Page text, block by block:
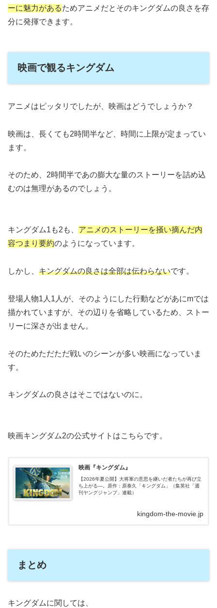
ーに魅力があるためアニメだとそのキングダムの良さを存
分に発揮できます。
映画で観るキングダム
アニメはピッタリでしたが、映画はどうでしょうか？
映画は、長くても2時間半など、時間に上限が定まってい
ます。
そのため、2時間半であの膨大な量のストーリーを詰め込
むのは無理があるのでしょう。
キングダム1も2も、 アニメのストーリーを掻い摘んだ内
容つまり要約のようになっています。
しかし、 キングダムの良さは全部は伝わらないです。
登場人物1人1人が、そのようにした行動などがあにmでは
描かれていますが、その辺りを省略しているため、ストー
リーに深さが出ません。
そのためただただ戦いのシーンが多い映画になっていま
す。
キングダムの良さはそこではないのに。
映画キングダム2の公式サイトはこちらです。
映画『キングダム』
【2026年夏公開】大将軍の意思を継いだ者たちが再び立
ち上がる―。原作：原泰久「キングダム」（集英社「週
刊ヤングジャンプ」連載）
kingdom-the-movie.jp
まとめ
キングダムに関しては、